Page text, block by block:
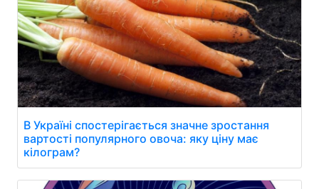
В Україні спостерігається значне зростання
вартості популярного овоча: яку ціну має
кілограм?